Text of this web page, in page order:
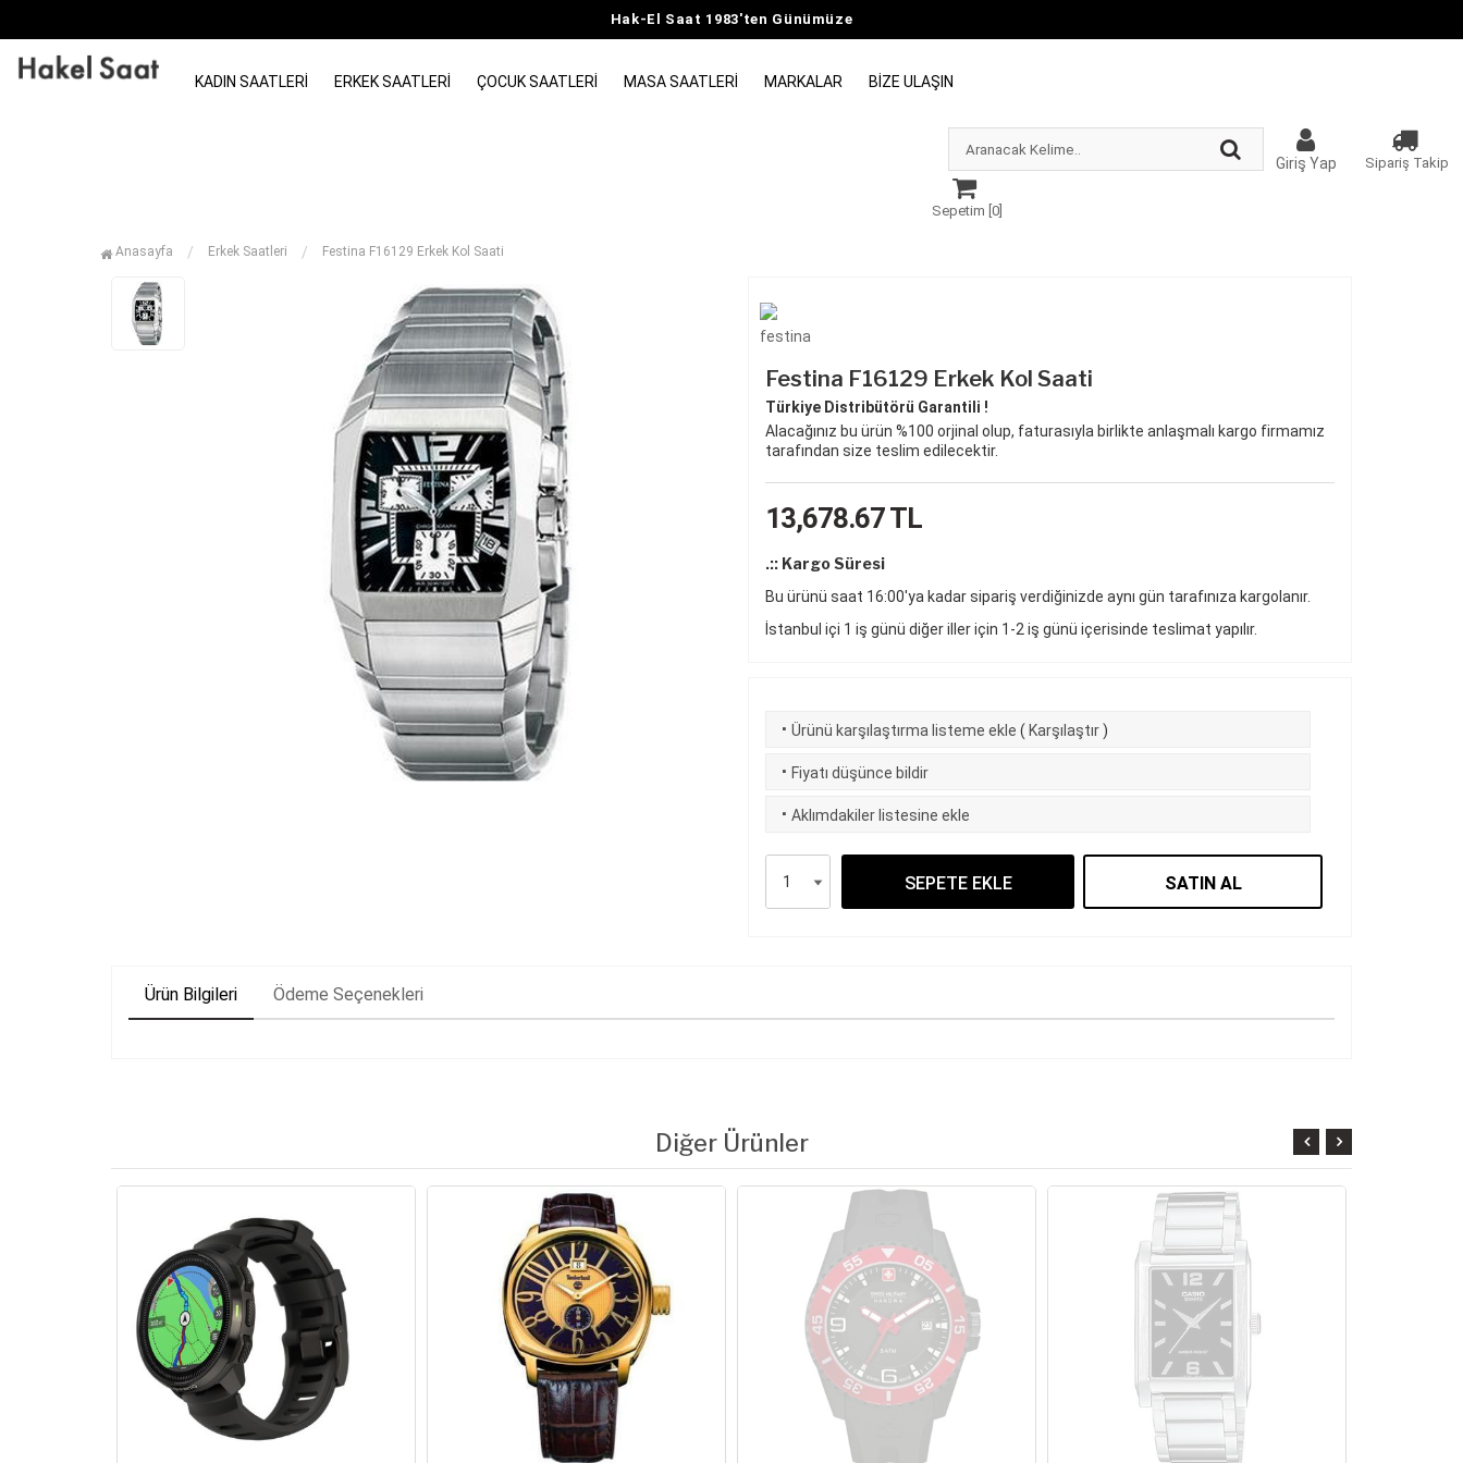
Hak-El Saat 1983'ten Günümüze
KADIN SAATLERI ERKEK SAATLERI ÇOCUK SAATLERI MASA SAATLERI MARKALAR BIZE ULAŞIN
Giriş Yap Sipariş Takip
Sepetim [ 0]
Anasayfa Erkek Saatleri Festina F16129 Erkek Kol Saati
Festina F16129 Erkek Kol Saati
Türkiye Distribütörü Garantili !
Alacağınız bu ürün %100 orjinal olup, faturasıyla birlikte anlaşmalı kargo firmamız
tarafından size teslim edilecektir.
13,678.67TL
.:: Kargo Süresi
Bu ürünü saat 16:00'ya kadar sipariş verdiğinizde aynı gün tarafınıza kargolanır.
İstanbul içi 1 iş günü diğer iller için 1-2 iş günü içerisinde teslimat yapılır.
· Ürünü karşılaştırma listeme ekle ( Karşılaştır )
· Fiyatı düşünce bildir
· Aklımdakiler listesine ekle
SEPETE EKLE SATIN AL
Ürün Bilgileri Ödeme Seçenekleri
Diğer Ürünler